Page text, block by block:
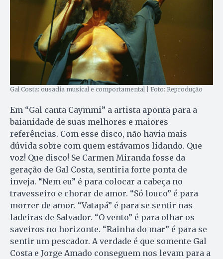
Gal Costa: ousadia musical e comportamental | Foto: Reprodução
Em “Gal canta Caymmi” a artista aponta para a
baianidade de suas melhores e maiores
referências. Com esse disco, não havia mais
dúvida sobre com quem estávamos lidando. Que
voz! Que disco! Se Carmen Miranda fosse da
geração de Gal Costa, sentiria forte ponta de
inveja. “Nem eu” é para colocar a cabeça no
travesseiro e chorar de amor. “Só louco” é para
morrer de amor. “Vatapá” é para se sentir nas
ladeiras de Salvador. “O vento” é para olhar os
saveiros no horizonte. “Rainha do mar” é para se
sentir um pescador. A verdade é que somente Gal
Costa e Jorge Amado conseguem nos levam para a